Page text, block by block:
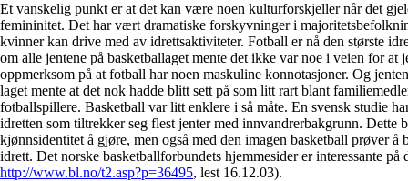
Et vanskelig punkt er at det kan være noen kulturforskjeller når det
femininitet. Det har vært dramatiske forskyvninger i
kvinner kan drive med av idrettsaktiviteter. Fotball er nå den største
om alle jentene på basketballaget mente det ikke var noe i veien for at
oppmerksom på at fotball har noen maskuline konnotasjoner. Og
laget mente at det nok hadde blitt sett på som litt rart blant
fotballspillere. Basketball var litt enklere i så måte. En svensk studie
idretten som tiltrekker seg flest jenter med innvandrerbakgrunn. Dette
kjønnsidentitet å gjøre, men også med den imagen basketball prøver
idrett. Det norske basketballforbundets hjemmesider er interessante på
http://www.bl.no/t2.asp?p=36495, lest 16.12.03).